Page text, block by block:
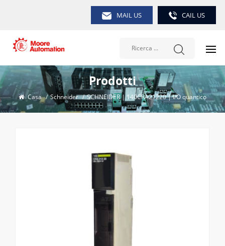
MAIL US CAIL US
Prodotti
Casa / Schneider / SCHNEIDER | 140CRA21220 | I/O quantico